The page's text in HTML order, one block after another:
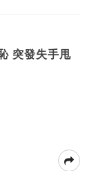
突發失手甩